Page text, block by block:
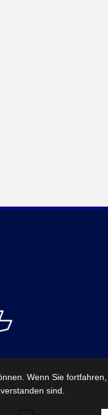
Wenn Sie
sind.